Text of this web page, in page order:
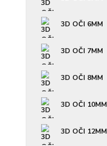
3D OČI 6MM
3D OČI 7MM
3D OČI 8MM
3D OČI 10MM
3D OČI 12MM